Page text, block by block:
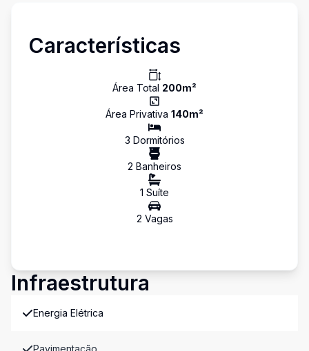
Características
Área Total 200m²
Área Privativa 140m²
3 Dormitórios
2 Banheiros
1 Suíte
2 Vagas
Infraestrutura
Energia Elétrica
Pavimentação